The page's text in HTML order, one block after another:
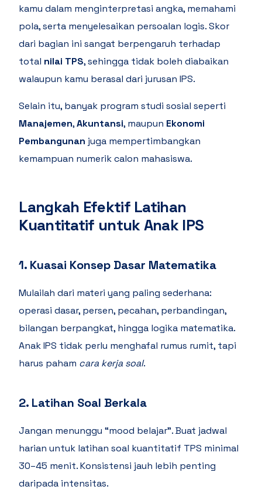
kamu dalam menginterpretasi angka, memahami
pola, serta menyelesaikan persoalan logis. Skor
dari bagian ini sangat berpengaruh terhadap
total nilai TPS, sehingga tidak boleh diabaikan
walaupun kamu berasal dari jurusan IPS.
Selain itu, banyak program studi sosial seperti
Manajemen,Akuntansi, maupun Ekonomi
Pembangunan juga mempertimbangkan
kemampuan numerik calon mahasiswa.
Langkah Efektif Latihan
Kuantitatif untuk Anak IPS
1. Kuasai Konsep Dasar Matematika
Mulailah dari materi yang paling sederhana:
operasi dasar, persen, pecahan, perbandingan,
bilangan berpangkat, hingga logika matematika.
Anak IPS tidak perlu menghafal rumus rumit, tapi
harus paham cara kerja soal.
2. Latihan Soal Berkala
Jangan menunggu “mood belajar”. Buat jadwal
harian untuk latihan soal kuantitatif TPS minimal
30–45 menit. Konsistensi jauh lebih penting
daripada intensitas.